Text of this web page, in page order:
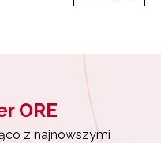
ORE
z najnowszymi